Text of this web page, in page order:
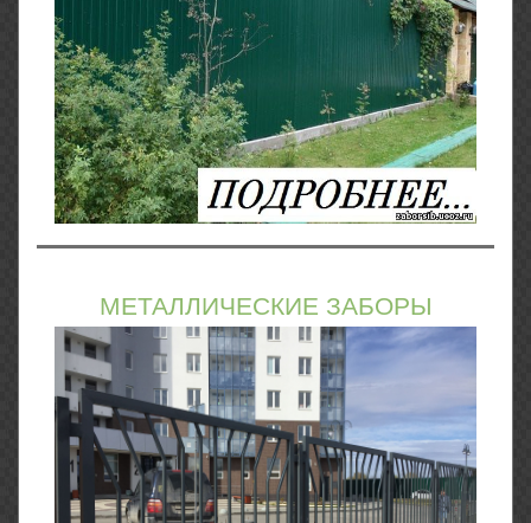
МЕТАЛЛИЧЕСКИЕ ЗАБОРЫ